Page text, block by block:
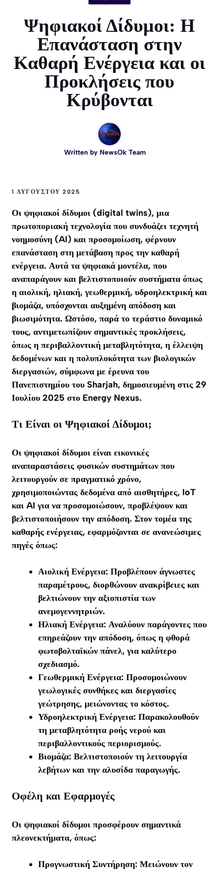
Ψηφιακοί Δίδυμοι: Η
Επανάσταση στην
Καθαρή Ενέργεια και οι
Προκλήσεις που
Κρύβονται
Written by NewsOk Team
1 ΑΥΓΟΎΣΤΟΥ 2025
Οι ψηφιακοί δίδυμοι (digital twins), μια
πρωτοποριακή τεχνολογία που συνδυάζει τεχνητή
νοημοσύνη (AI) και προσομοίωση, φέρνουν
επανάσταση στη μετάβαση προς την καθαρή
ενέργεια. Αυτά τα ψηφιακά μοντέλα, που
αναπαράγουν και βελτιστοποιούν συστήματα όπως
η αιολική, ηλιακή, γεωθερμική, υδροηλεκτρική και
βιομάζα, υπόσχονται αυξημένη απόδοση και
βιωσιμότητα. Ωστόσο, παρά το τεράστιο δυναμικό
τους, αντιμετωπίζουν σημαντικές προκλήσεις,
όπως η περιβαλλοντική μεταβλητότητα, η έλλειψη
δεδομένων και η πολυπλοκότητα των βιολογικών
διεργασιών, σύμφωνα με έρευνα του
Πανεπιστημίου του Sharjah, δημοσιευμένη στις 29
Ιουλίου 2025 στο Energy Nexus.
Τι Είναι οι Ψηφιακοί Δίδυμοι;
Οι ψηφιακοί δίδυμοι είναι εικονικές
αναπαραστάσεις φυσικών συστημάτων που
λειτουργούν σε πραγματικό χρόνο,
χρησιμοποιώντας δεδομένα από αισθητήρες, IoT
και AI για να προσομοιώσουν, προβλέψουν και
βελτιστοποιήσουν την απόδοση. Στον τομέα της
καθαρής ενέργειας, εφαρμόζονται σε ανανεώσιμες
πηγές όπως:
Αιολική Ενέργεια: Προβλέπουν άγνωστες
παραμέτρους, διορθώνουν ανακρίβειες και
βελτιώνουν την αξιοπιστία των
ανεμογεννητριών.
Ηλιακή Ενέργεια: Αναλύουν παράγοντες που
επηρεάζουν την απόδοση, όπως η φθορά
φωτοβολταϊκών πάνελ, για καλύτερο
σχεδιασμό.
Γεωθερμική Ενέργεια: Προσομοιώνουν
γεωλογικές συνθήκες και διεργασίες
γεώτρησης, μειώνοντας το κόστος.
Υδροηλεκτρική Ενέργεια: Παρακολουθούν
τη μεταβλητότητα ροής νερού και
περιβαλλοντικούς περιορισμούς.
Βιομάζα: Βελτιστοποιούν τη λειτουργία
λεβήτων και την αλυσίδα παραγωγής.
Οφέλη και Εφαρμογές
Οι ψηφιακοί δίδυμοι προσφέρουν σημαντικά
πλεονεκτήματα, όπως:
Προγνωστική Συντήρηση: Μειώνουν τον